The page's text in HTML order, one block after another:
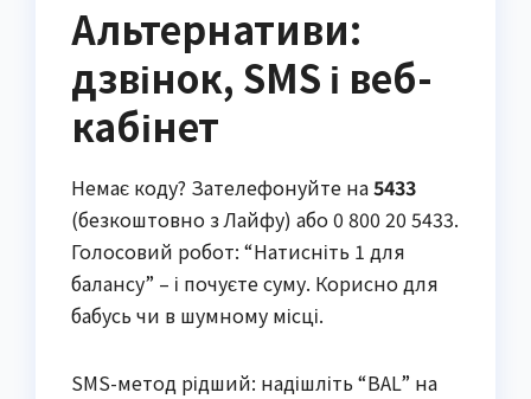
Альтернативи:
дзвінок, SMS і веб-
кабінет
Немає коду? Зателефонуйте на5433
(безкоштовно з Лайфу) або 0 800 20 5433.
Голосовий робот: “Натисніть 1 для
балансу” – і почуєте суму. Корисно для
бабусь чи в шумному місці.
SMS-метод рідший: надішліть “BAL” на